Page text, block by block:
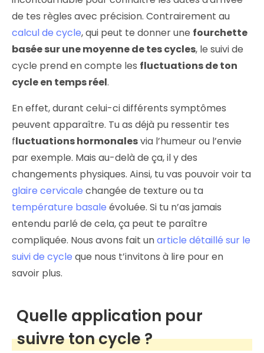
de tes règles avec précision. Contrairement au
calcul de cycle, qui peut te donner une fourchette
basée sur une moyenne de tes cycles, le suivi de
cycle prend en compte les fluctuations de ton
cycle en temps réel.
En effet, durant celui-ci différents symptômes
peuvent apparaître. Tu as déjà pu ressentir tes
fluctuations hormonalesvia l’humeur ou l’envie
par exemple. Mais au-delà de ça, il y des
changements physiques. Ainsi, tu vas pouvoir voir ta
glaire cervicale changée de texture ou ta
température basale évoluée. Si tu n’as jamais
entendu parlé de cela, ça peut te paraître
compliquée. Nous avons fait unarticle détaillé sur le
suivi de cycle que nous t’invitons à lire pour en
savoir plus.
Quelle application pour
suivre ton cycle ?